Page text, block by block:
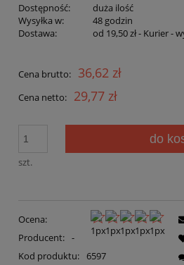
Dostępność:
duża ilość
Wysyłka w:
48 godzin
Dostawa:
od 19,50 zł- Kurier -
Cena nie zawiera ewentualnych
Cena brutto: 36,62 zł
Cena netto: 29,77 zł
szt.
do
Ocena:
Producent: -
Kod produktu: 6597